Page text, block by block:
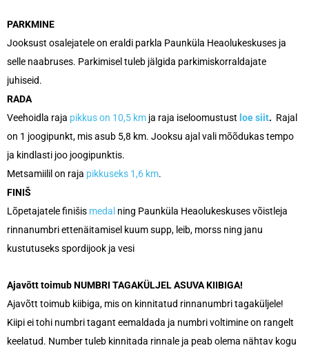
PARKMINE
Jooksust osalejatele on eraldi parkla Paunküla Heaolukeskuses ja
selle naabruses. Parkimisel tuleb jälgida parkimiskorraldajate
juhiseid.
RADA
Veehoidla raja pikkus on 10,5 km ja raja iseloomustust loe siit. Rajal
on 1 joogipunkt, mis asub 5,8 km. Jooksu ajal vali mõõdukas tempo
ja kindlasti joo joogipunktis.
Metsamiilil on raja pikkuseks 1,6 km.
FINIŠ
Lõpetajatele finišis medal ning Paunküla Heaolukeskuses võistleja
rinnanumbri ettenäitamisel kuum supp, leib, morss ning janu
kustutuseks spordijook ja vesi
Ajavõtt toimub NUMBRI TAGAKÜLJEL ASUVA KIIBIGA!
Ajavõtt toimub kiibiga, mis on kinnitatud rinnanumbri tagaküljele!
Kiipi ei tohi numbri tagant eemaldada ja numbri voltimine on rangelt
keelatud. Number tuleb kinnitada rinnale ja peab olema nähtav kogu